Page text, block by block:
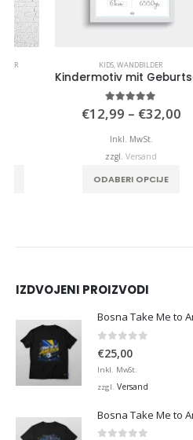
WANDBILDER
Kindermotiv mit Geburtsdaten 3
5.00 von 5
12,99–€32,00
€12,99
bis
€32,00
Inkl. MwSt.
Versand
ODABERI OPCIJE
Dieses Produkt weist mehrere Varianten auf. Die Optionen können auf der Produktseite gewählt werden
IZDVOJENI PROIZVODI
Bosna Take Me to
€25,00
Inkl. MwSt.
zzgl. Versand
Bosna Take Me to